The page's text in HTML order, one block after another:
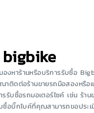
งหาร้านหรือบริการรับซื้อ
าติดต่อร้านขายรถมือสองหรือ
รรับซื้อรถมอเตอร์ไซค์ เช่น ร้า
ซื้อบิ๊กไบค์ที่คุณสามารถขอประเ